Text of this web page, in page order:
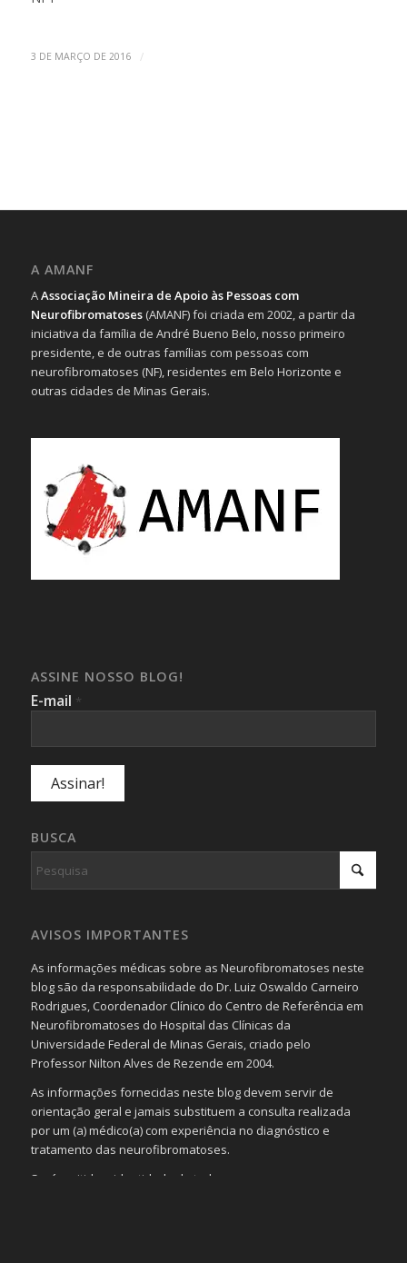
3 DE MARÇO DE 2016 /
A AMANF
AAssociação Mineira de Apoio às Pessoas com
Neurofibromatoses(AMANF) foi criada em 2002, a partir da
iniciativa da família de André Bueno Belo, nosso primeiro
presidente, e de outras famílias com pessoas com
neurofibromatoses (NF), residentes em Belo Horizonte e
outras cidades de Minas Gerais.
ASSINE NOSSO BLOG!
E-mail *
BUSCA
AVISOS IMPORTANTES
As informações médicas sobre as Neurofibromatoses neste
blog são da responsabilidade do Dr. Luiz Oswaldo Carneiro
Rodrigues, Coordenador Clínico do Centro de Referência em
Neurofibromatoses do Hospital das Clínicas da
Universidade Federal de Minas Gerais, criado pelo
Professor Nilton Alves de Rezende em 2004.
As informações fornecidas neste blog devem servir de
orientação geral e jamais substituem a consulta realizada
por um (a) médico(a) com experiência no diagnóstico e
tratamento das neurofibromatoses.
Será omitida a identidade de todas as pessoas que